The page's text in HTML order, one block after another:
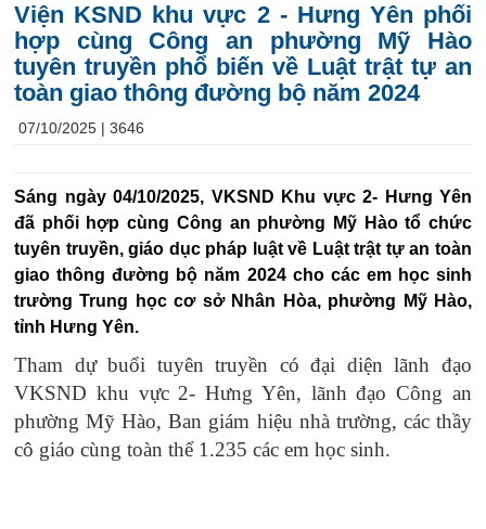
Viện KSND khu vực 2 - Hưng Yên phối
hợp cùng Công an phường Mỹ Hào
tuyên truyền phổ biến về Luật trật tự an
toàn giao thông đường bộ năm 2024
07/10/2025 | 3646
Sáng ngày 04/10/2025, VKSND Khu vực 2- Hưng Yên
đã phối hợp cùng Công an phường Mỹ Hào tổ chức
tuyên truyền, giáo dục pháp luật về Luật trật tự an toàn
giao thông đường bộ năm 2024 cho các em học sinh
trường Trung học cơ sở Nhân Hòa, phường Mỹ Hào,
tỉnh Hưng Yên.
Tham dự buổi tuyên truyền có đại diện lãnh đạo
VKSND khu vực 2- Hưng Yên, lãnh đạo Công an
phường Mỹ Hào, Ban giám hiệu nhà trường, các thầy
cô giáo cùng toàn thể 1.235 các em học sinh.